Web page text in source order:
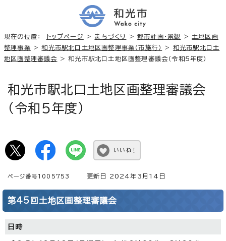
現在の位置： トップページ > まちづくり >都市計画・景観 > 土地区画
整理事業 >和光市駅北口土地区画整理事業（市施行） > 和光市駅北口土
地区画整理審議会
> 和光市駅北口土地区画整理審議会（令和5年度）
和光市駅北口土地区画整理審議会
（令和5年度）
いいね！
ページ番号1005753 更新日 2024年3月14日
第45回土地区画整理審議会
日時